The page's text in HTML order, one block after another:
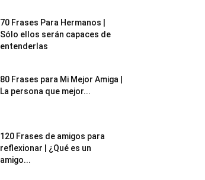
70 Frases Para Hermanos |
Sólo ellos serán capaces de
entenderlas
80 Frases para Mi Mejor Amiga |
La persona que mejor...
120 Frases de amigos para
reflexionar | ¿Qué es un
amigo...